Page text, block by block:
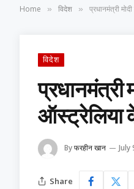
Home » विदेश » प्रधानमंत्री
विदेश
प्रधानमंत्री
ऑस्ट्रेलिया
Byफरहीन खान July
Share